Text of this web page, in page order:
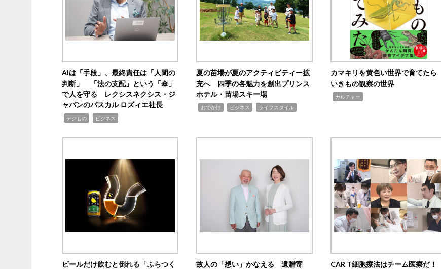
AIは「手段」、最終責任は「人間の
判断」 「法の支配」という「傘」
で人を守る レクシスネクシス・ジ
ャパンのパスカル ロズィエ社長
デジもの ビジネス
夏の苗場が夏のアクティビティー拡
充へ 四季の各魅力を創出プリンス
ホテル・苗場スキー場
おでかけ ビジネス ライフスタイル
カマキリを黄色い世界で育てたら
いきもの観察の世界
カルチャー
ビールだけ飲むと倒れる「ふらつく
故人の「想い」かなえる 遺贈寄
CAR T細胞療法はチーム医療だ！